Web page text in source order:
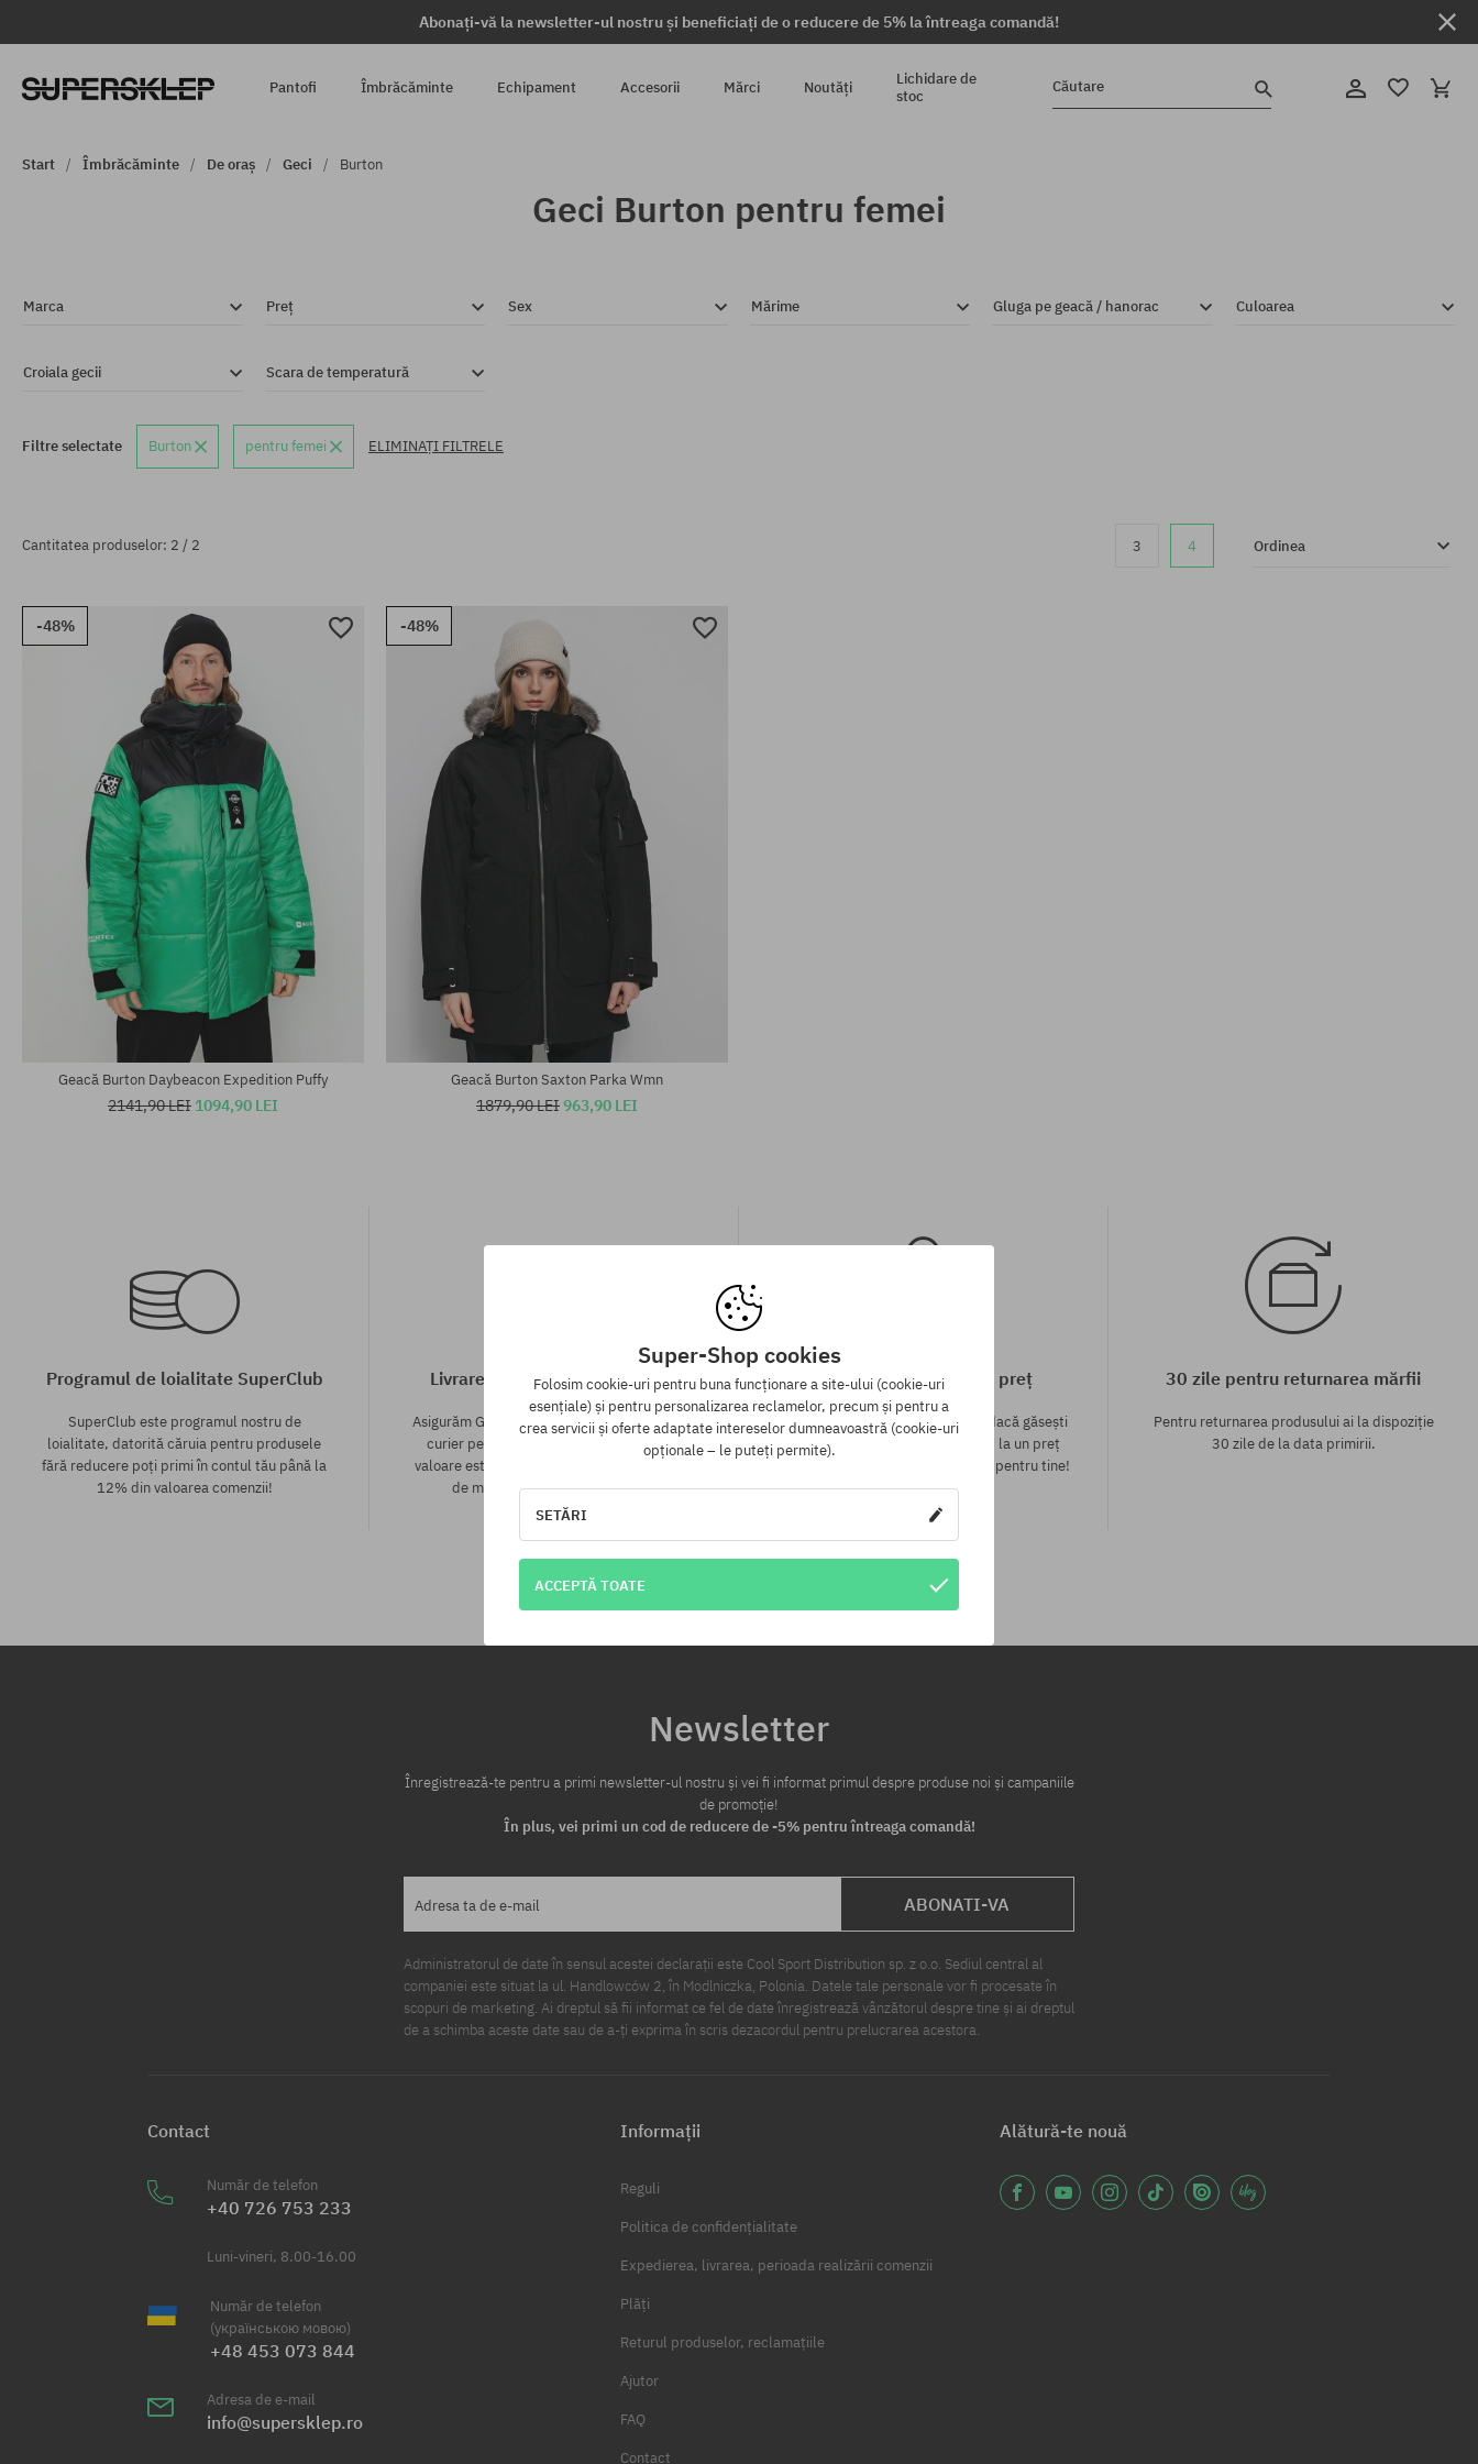
Abonați-vă la newsletter-ul nostru și beneficiați de o reducere de 5% la întreaga comandă!
Pantofi Îmbrăcăminte Echipament Accesorii Mărci Noutăți
Lichidare de
stoc
Căutare
Start Îmbrăcăminte De oraș Geci Burton
Geci Burton pentru femei
Marca Preț Sex Mărime Gluga pe geacă / hanorac Culoarea
Croiala gecii Scara de temperatură
Filtre selectate Burton pentru femei ELIMINAȚI FILTRELE
Cantitatea produselor: 2 / 2 3 4 Ordinea
-48%
Geacă Burton Daybeacon Expedition Puffy
2141,90 LEI 1094,90 LEI
-48%
Geacă Burton Saxton Parka Wmn
1879,90 LEI963,90 LEI
Programul de loialitate SuperClub
SuperClub este programul nostru de
loialitate, datorită căruia pentru produsele
fără reducere poți primi în contul tău până la
12% din valoarea comenzii!
Livrare gratuită de la 313 RON
Asigurăm GRATUIT expedierea comenzii prin
curier pentru toate comenzile, ale căror
valoare este mai mare de 313 lei, indiferent
de modalitatea de plată aleasă.
Garanția celui mai mic preț
Avem cele mai bune prețuri, dar dacă găsești
același produs într-un alt e-shop la un preț
mai mic - reducem prețul, special pentru tine!
30 zile pentru returnarea mărfii
Pentru returnarea produsului ai la dispoziție
30 zile de la data primirii.
Newsletter
Înregistrează-te pentru a primi newsletter-ul nostru și vei fi informat primul despre produse noi și campaniile
de promoție!
În plus, vei primi un cod de reducere de -5% pentru întreaga comandă!
Adresa ta de e-mail ABONATI-VA
Administratorul de date în sensul acestei declarații este Cool Sport Distribution sp. z o.o. Sediul central al
companiei este situat la ul. Handlowców 2, în Modlniczka, Polonia. Datele tale personale vor fi procesate în
scopuri de marketing. Ai dreptul să fii informat ce fel de date înregistrează vânzătorul despre tine și ai dreptul
de a schimba aceste date sau de a-ți exprima în scris dezacordul pentru prelucrarea acestora.
Contact
Număr de telefon
+40 726 753 233
Luni-vineri, 8.00-16.00
Număr de telefon
(українською мовою)
+48 453 073 844
Adresa de e-mail
info@supersklep.ro
Informații
Reguli
Politica de confidențialitate
Expedierea, livrarea, perioada realizării comenzii
Plăți
Returul produselor, reclamațiile
Ajutor
FAQ
Contact
Alătură-te nouă
Super-Shop cookies
Folosim cookie-uri pentru buna funcționare a site-ului (cookie-uri
esențiale) și pentru personalizarea reclamelor, precum și pentru a
crea servicii și oferte adaptate intereselor dumneavoastră (cookie-uri
opționale – le puteți permite).
SETĂRI
ACCEPTĂ TOATE